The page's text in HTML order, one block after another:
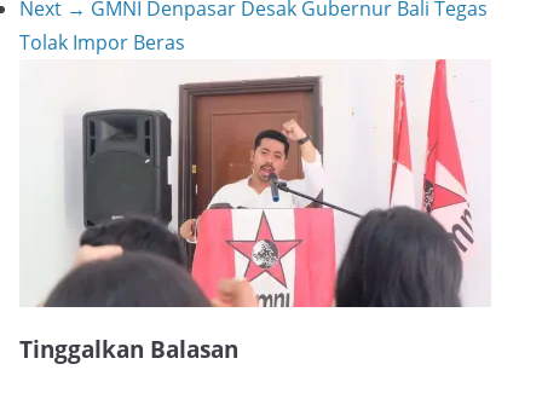
Next → GMNI Denpasar Desak Gubernur Bali Tegas
Tolak Impor Beras
Tinggalkan Balasan